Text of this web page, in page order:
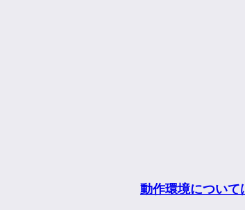
動作環境について